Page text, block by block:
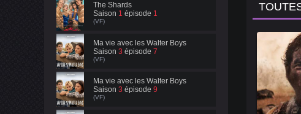
The Shards
Saison 1 épisode 1
(VF)
Ma vie avec les Walter Boys
Saison 3 épisode 7
(VF)
Ma vie avec les Walter Boys
Saison 3 épisode 9
(VF)